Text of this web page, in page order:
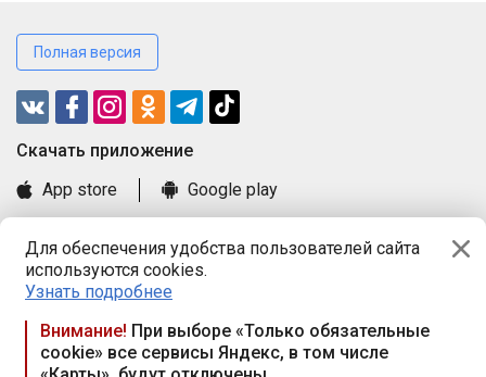
Для обеспечения удобства пользователей сайта
используются cookies.
Узнать подробнее
Внимание! При выборе «Только обязательные
cookie» все сервисы Яндекс, в том числе
Полная версия
Cкачать приложение
App store
Google play
Книга замечаний и предложений
Правила и документы
Praca.by © 2000—2026, ООО «ПРАЦА БАЙ»
Республика Беларусь, 220114, г. Минск, пр-т Независимости
117а, пом. № 9.